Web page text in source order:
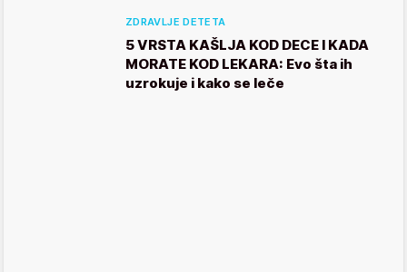
ZDRAVLJE DETETA
5 VRSTA KAŠLJA KOD DECE I KADA
MORATE KOD LEKARA: Evo šta ih
uzrokuje i kako se leče